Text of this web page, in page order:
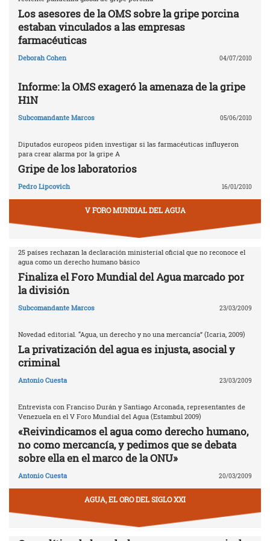
Los asesores de la OMS sobre la gripe porcina
estaban vinculados a las empresas
farmacéuticas
Deborah Cohen 04/07/2010
Informe: la OMS exageró la amenaza de la gripe
H1N
Subcomandante Marcos 05/06/2010
Diputados europeos piden investigar si las farmacéuticas influyeron
para crear alarma por la gripe A
Gripe de los laboratorios
Pedro Lipcovich 16/01/2010
V FORO MUNDIAL DEL AGUA
25 países rechazan la declaración ministerial oficial que no reconoce el
agua como un derecho humano básico
Finaliza el Foro Mundial del Agua marcado por
la división
Subcomandante Marcos 23/03/2009
Novedad editorial. “Agua, un derecho y no una mercancía” (Icaria, 2009)
La privatización del agua es injusta, asocial y
criminal
Antonio Cuesta 23/03/2009
Entrevista con Franciso Durán y Santiago Arconada, representantes de
Venezuela en el V Foro Mundial del Agua (Estambul 2009)
«Reivindicamos el agua como derecho humano,
no como mercancía, y pedimos que se debata
sobre ella en el marco de la ONU»
Antonio Cuesta 20/03/2009
AGUA, EL ORO DEL SIGLO XXI